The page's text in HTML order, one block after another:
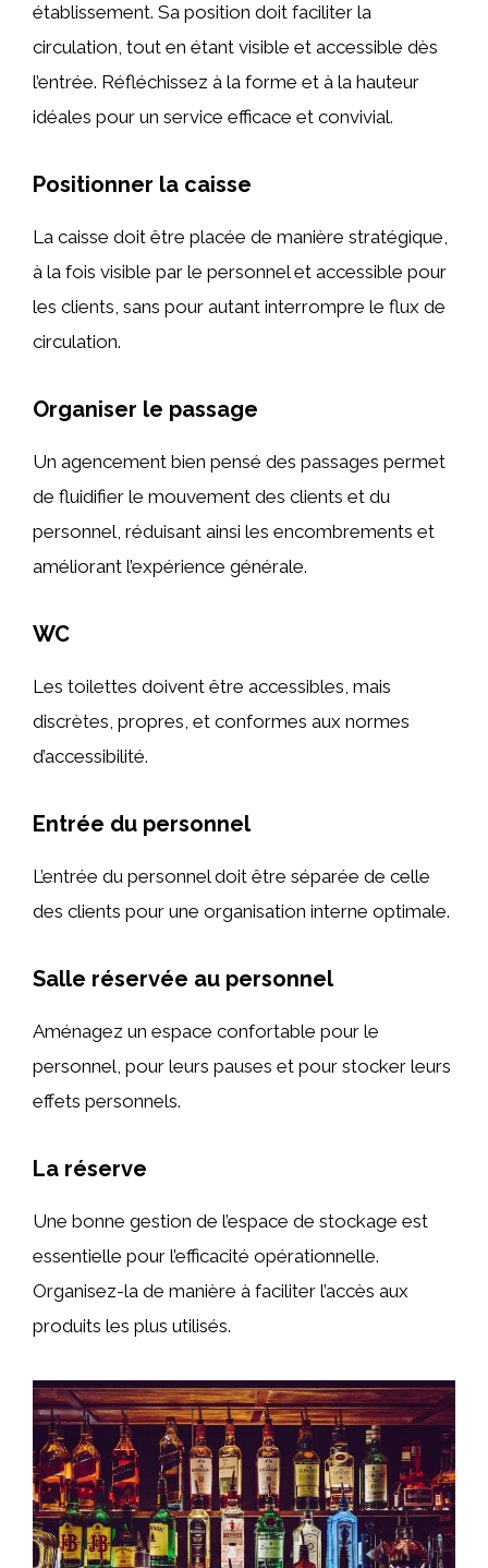
établissement. Sa position doit faciliter la
circulation, tout en étant visible et accessible dès
l’entrée. Réfléchissez à la forme et à la hauteur
idéales pour un service efficace et convivial.
Positionner la caisse
La caisse doit être placée de manière stratégique,
à la fois visible par le personnel et accessible pour
les clients, sans pour autant interrompre le flux de
circulation.
Organiser le passage
Un agencement bien pensé des passages permet
de fluidifier le mouvement des clients et du
personnel, réduisant ainsi les encombrements et
améliorant l’expérience générale.
WC
Les toilettes doivent être accessibles, mais
discrètes, propres, et conformes aux normes
d’accessibilité.
Entrée du personnel
L’entrée du personnel doit être séparée de celle
des clients pour une organisation interne optimale.
Salle réservée au personnel
Aménagez un espace confortable pour le
personnel, pour leurs pauses et pour stocker leurs
effets personnels.
La réserve
Une bonne gestion de l’espace de stockage est
essentielle pour l’efficacité opérationnelle.
Organisez-la de manière à faciliter l’accès aux
produits les plus utilisés.